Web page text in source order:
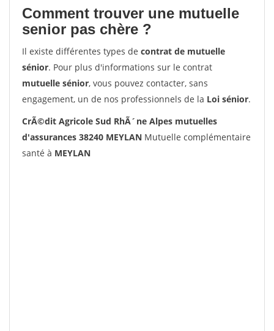
Comment trouver une mutuelle
senior pas chère ?
Il existe différentes types de contrat de mutuelle
sénior. Pour plus d'informations sur le contrat
mutuelle sénior, vous pouvez contacter, sans
engagement, un de nos professionnels de la Loi sénior.
CrÃ©dit Agricole Sud RhÃ´ne Alpes mutuelles
d'assurances 38240 MEYLAN Mutuelle complémentaire
santé à MEYLAN